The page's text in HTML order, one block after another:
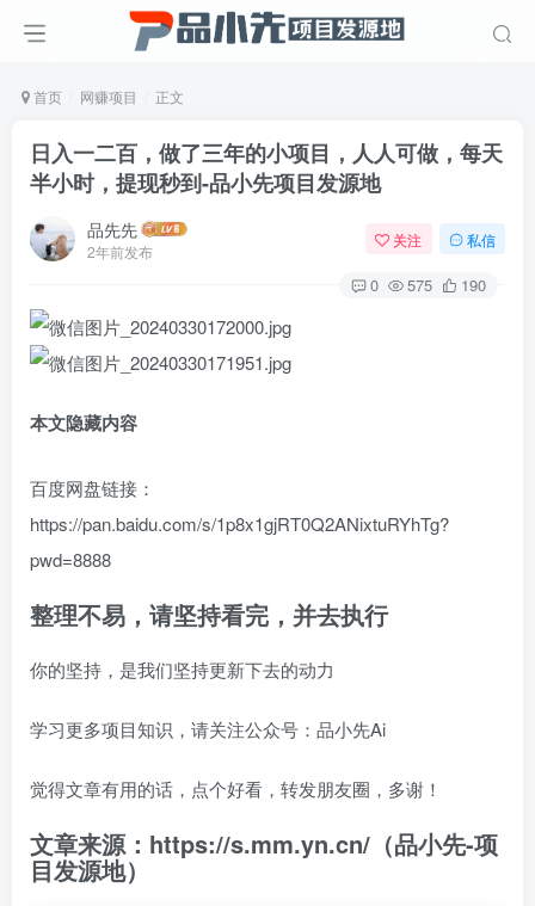
首页 网赚项目 正文
日入一二百，做了三年的小项目，人人可做，每天
半小时，提现秒到-品小先项目发源地
品先先
2年前发布
关注 私信
0 575 190
本文隐藏内容
百度网盘链接：
https://pan.baidu.com/s/1p8x1gjRT0Q2ANixtuRYhTg?
pwd=8888
整理不易，请坚持看完，并去执行
你的坚持，是我们坚持更新下去的动力
学习更多项目知识，请关注公众号：品小先Ai
觉得文章有用的话，点个好看，转发朋友圈，多谢！
文章来源：https://s.mm.yn.cn/（品小先-项
目发源地）